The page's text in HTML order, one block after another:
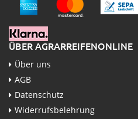
ÜBER AGRARREIFENONLINE
Über uns
AGB
Datenschutz
Widerrufsbelehrung